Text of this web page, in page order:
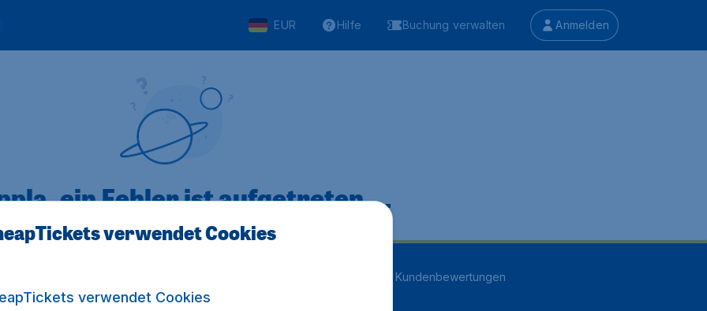
EUR Hilfe Buchung verwalten Anmelden
ein Fehler ist aufgetreten ...
Kundenbewertungen
verwendet Cookies
verwendet Cookies